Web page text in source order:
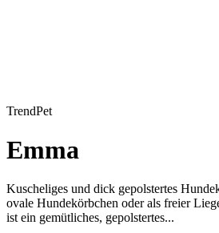
TrendPet
Emma
Kuscheliges und dick gepolstertes
ovale Hundekörbchen oder als freier
ist ein gemütliches, gepolstertes...